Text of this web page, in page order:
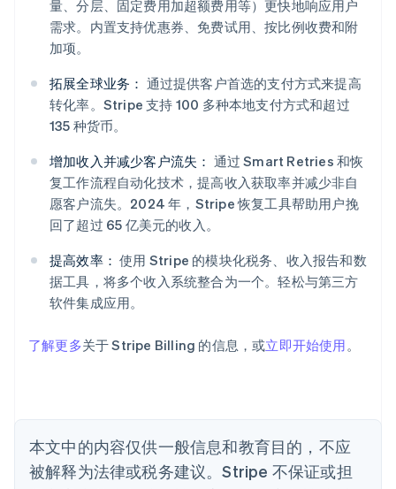
量、分层、固定费用加超额费用等）更快地响应用户
需求。内置支持优惠券、免费试用、按比例收费和附
加项。
拓展全球业务： 通过提供客户首选的支付方式来提高
转化率。Stripe 支持 100 多种本地支付方式和超过
135 种货币。
增加收入并减少客户流失： 通过 Smart Retries 和恢
复工作流程自动化技术，提高收入获取率并减少非自
愿客户流失。2024 年，Stripe 恢复工具帮助用户挽
回了超过 65 亿美元的收入。
提高效率： 使用 Stripe 的模块化税务、收入报告和数
据工具，将多个收入系统整合为一个。轻松与第三方
软件集成应用。
了解更多关于 Stripe Billing 的信息，或立即开始使用。
本文中的内容仅供一般信息和教育目的，不应
被解释为法律或税务建议。Stripe 不保证或担
阿联酋
爱尔兰
English
爱沙尼亚
English
奥地利
澳大利亚
English
巴西
保加利亚
English
丹麦
德国